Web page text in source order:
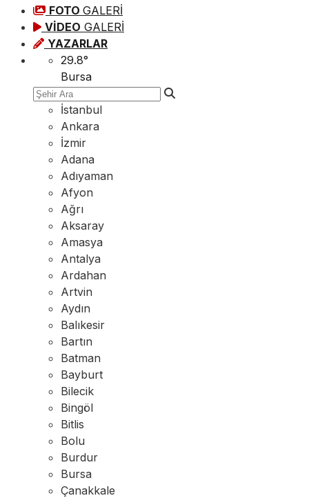
FOTO GALERİ
VİDEO GALERİ
YAZARLAR
29.8°
Bursa
İstanbul
Ankara
İzmir
Adana
Adıyaman
Afyon
Ağrı
Aksaray
Amasya
Antalya
Ardahan
Artvin
Aydın
Balıkesir
Bartın
Batman
Bayburt
Bilecik
Bingöl
Bitlis
Bolu
Burdur
Bursa
Çanakkale